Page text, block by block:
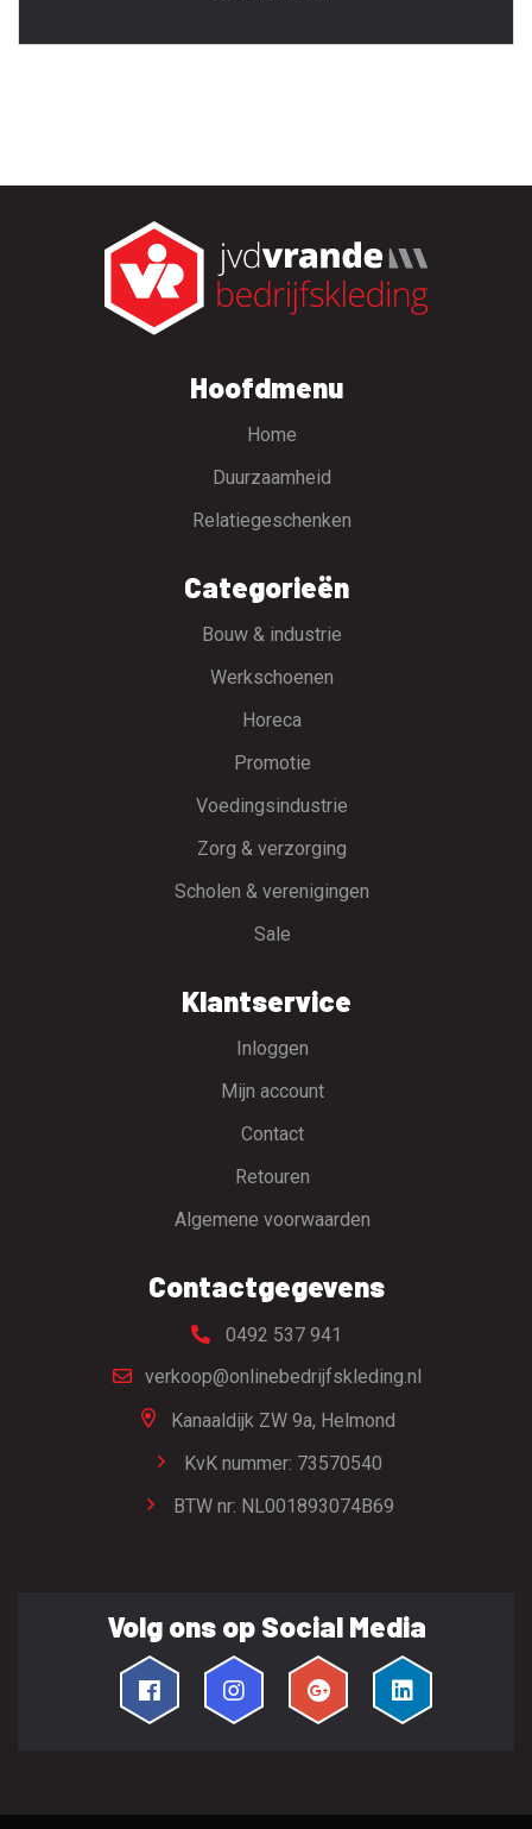
Hoofdmenu
Home
Duurzaamheid
Relatiegeschenken
Categorieën
Bouw & industrie
Werkschoenen
Horeca
Promotie
Voedingsindustrie
Zorg & verzorging
Scholen & verenigingen
Sale
Klantservice
Inloggen
Mijn account
Contact
Retouren
Algemene voorwaarden
Contactgegevens
0492 537 941
verkoop@onlinebedrijfskleding.nl
Kanaaldijk ZW 9a, Helmond
KvK nummer: 73570540
BTW nr: NL001893074B69
Volg ons op Social Media